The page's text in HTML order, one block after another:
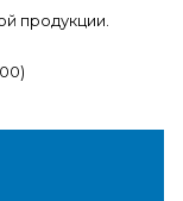
продукции.